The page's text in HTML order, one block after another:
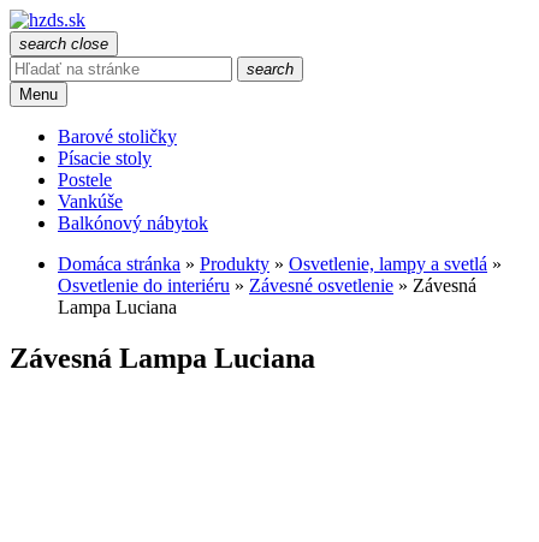
search close
search
Menu
Barové stoličky
Písacie stoly
Postele
Vankúše
Balkónový nábytok
Domáca stránka » Produkty » Osvetlenie, lampy a svetlá »
Osvetlenie do interiéru » Závesné osvetlenie » Závesná
Lampa Luciana
Závesná Lampa Luciana